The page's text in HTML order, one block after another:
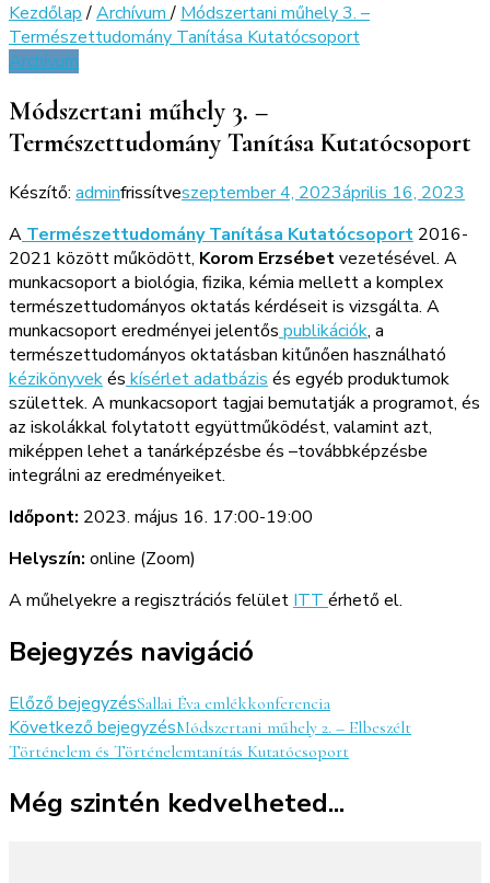
Kezdőlap /Archívum/ Módszertani műhely 3. –
Természettudomány Tanítása Kutatócsoport
Archívum
Módszertani műhely 3. –
Természettudomány Tanítása Kutatócsoport
Készítő: adminfrissítveszeptember 4, 2023április 16, 2023
A Természettudomány Tanítása Kutatócsoport 2016-
2021 között működött, Korom Erzsébetvezetésével. A
munkacsoport a biológia, fizika, kémia mellett a komplex
természettudományos oktatás kérdéseit is vizsgálta. A
munkacsoport eredményei jelentős publikációk, a
természettudományos oktatásban kitűnően használható
kézikönyvekés kísérlet adatbázis és egyéb produktumok
születtek. A munkacsoport tagjai bemutatják a programot, és
az iskolákkal folytatott együttműködést, valamint azt,
miképpen lehet a tanárképzésbe és –továbbképzésbe
integrálni az eredményeiket.
Időpont: 2023. május 16. 17:00-19:00
Helyszín: online (Zoom)
A műhelyekre a regisztrációs felület ITT érhető el.
Bejegyzés navigáció
Előző bejegyzésSallai Éva emlékkonferencia
Következő bejegyzésMódszertani műhely 2. – Elbeszélt
Történelem és Történelemtanítás Kutatócsoport
Még szintén kedvelheted...